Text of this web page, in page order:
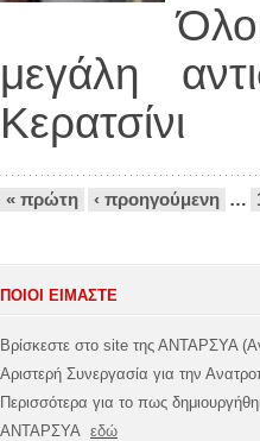
μεγάλη
Κερατσίνι
Σελίδες
« πρώτη ‹ προηγούμενη …
ΠΟΙΟΙ ΕΙΜΑΣΤΕ
Βρίσκεστε στο site της ΑΝΤΑΡΣΥΑ
Αριστερή Συνεργασία για την
Περισσότερα για το πως
ΑΝΤΑΡΣΥΑ εδώ